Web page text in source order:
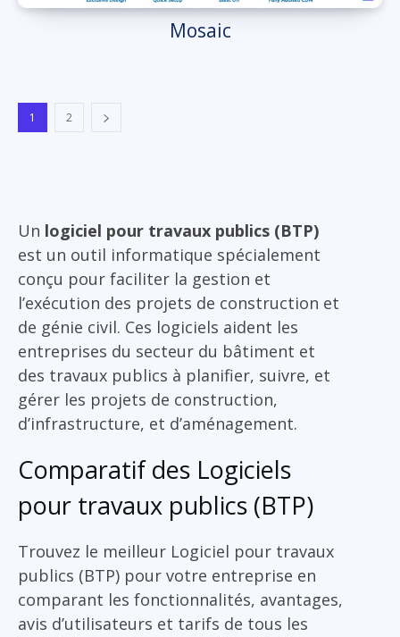
Mosaic
1 2
Un logiciel pour travaux publics (BTP)
est un outil informatique spécialement
conçu pour faciliter la gestion et
l’exécution des projets de construction et
de génie civil. Ces logiciels aident les
entreprises du secteur du bâtiment et
des travaux publics à planifier, suivre, et
gérer les projets de construction,
d’infrastructure, et d’aménagement.
Comparatif des Logiciels
pour travaux publics (BTP)
Trouvez le meilleur Logiciel pour travaux
publics (BTP) pour votre entreprise en
comparant les fonctionnalités, avantages,
avis d’utilisateurs et tarifs de tous les